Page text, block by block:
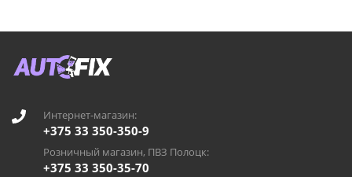
Интернет-магазин:
+375 33 350-350-9
Розничный магазин, ПВЗ Полоцк:
+375 33 350-35-70